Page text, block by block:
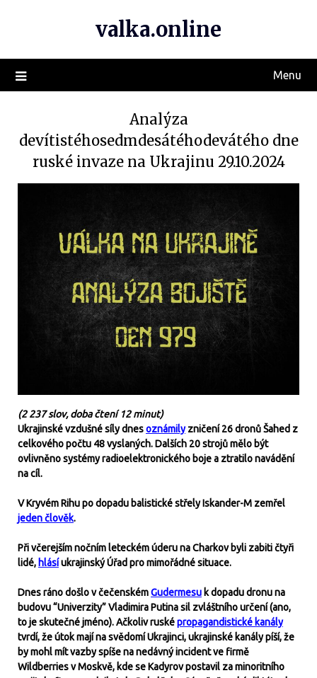
valka.online
Menu
Analýza
devítistéhosedmdesátéhodevátého dne
ruské invaze na Ukrajinu 29.10.2024
(2 237 slov, doba čtení 12 minut)
Ukrajinské vzdušné síly dnesoznámilyzničení 26 dronů Šahed z
celkového počtu 48 vyslaných. Dalších 20 strojů mělo být
ovlivněno systémy radioelektronického boje a ztratilo navádění
na cíl.
V Kryvém Rihu po dopadu balistické střely Iskander-M zemřel
jeden člověk.
Při včerejším nočním leteckém úderu na Charkov byli zabiti čtyři
lidé, hlásíukrajinský Úřad pro mimořádné situace.
Dnes ráno došlo v čečenskémGudermesu k dopadu dronu na
budovu “Univerzity” Vladimira Putina sil zvláštního určení (ano,
to je skutečné jméno). Ačkoliv rusképropagandistické kanály
tvrdí, že útok mají na svědomí Ukrajinci, ukrajinské kanály píší, že
by mohl mít vazby spíše na nedávný incident ve firmě
Wildberries v Moskvě, kde se Kadyrov postavil za minoritního